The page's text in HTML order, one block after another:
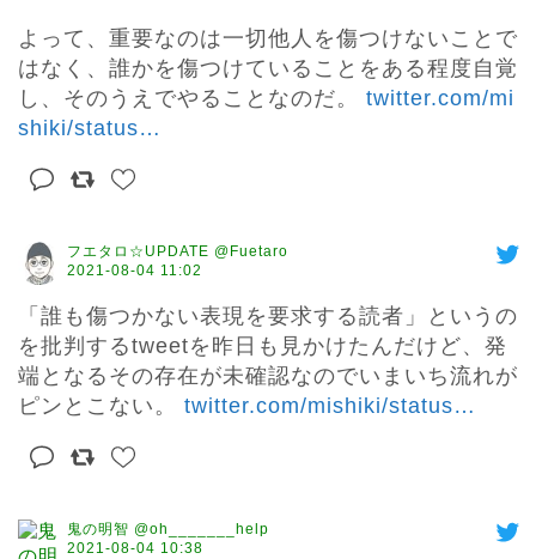
よって、重要なのは一切他人を傷つけないことで
はなく、誰かを傷つけていることをある程度自覚
し、そのうえでやることなのだ。 twitter.com/mi
shiki/status…
フエタロ☆UPDATE @Fuetaro
2021-08-04 11:02
「誰も傷つかない表現を要求する読者」というの
を批判するtweetを昨日も見かけたんだけど、発
端となるその存在が未確認なのでいまいち流れが
ピンとこない。 twitter.com/mishiki/status…
鬼の明智 @oh_______help
2021-08-04 10:38